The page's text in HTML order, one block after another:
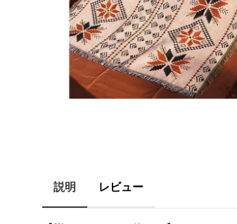
説明 レビュー